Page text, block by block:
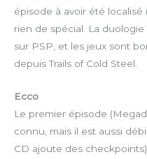
épisode à avoir été localisé
rien de spécial. La
sur PSP, et les jeux sont
depuis Trails of Cold Steel.
Ecco
Le premier épisode
connu, mais il est aussi
CD ajoute des checkpoints).